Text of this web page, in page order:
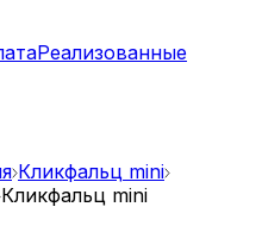
Реализованные
Кликфальц mini
Кликфальц mini